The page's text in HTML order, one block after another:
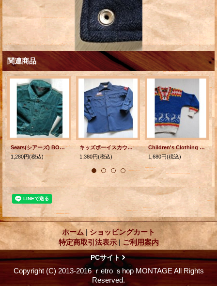
関連商品
Sears(シアーズ) BOYSWEAR(キッズメンズ） コーデュロイジャンパー ビリジアン（グリーン） size: 12 (10-12歳)
1,280円(税込)
キッズボーイスカウト長袖シャツ BOY SCOUTS OF AMERICA OFFICIAL SHIRT U.S.A . SIZE 10 ネイビーブルー
1,380円(税込)
Children's Clothing Sweater キッズセーター シカ模様/ホック付 サイズ：6〜8歳/130cm
1,680円(税込)
ホーム | ショッピングカート
特定商取引法表示 | ご利用案内
PCサイト
Copyright (C) 2013-2016 ｒetro ｓhop MONTAGE All Rights
Reserved.